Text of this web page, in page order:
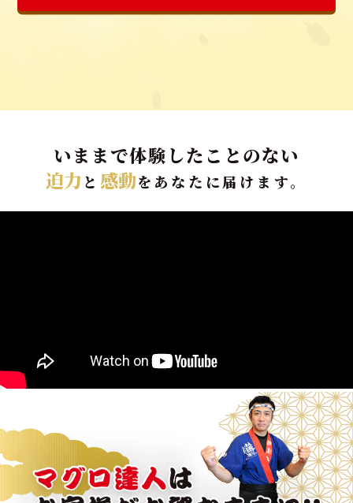
いままで体験したことのない
迫力と 感動をあなたに届けます。